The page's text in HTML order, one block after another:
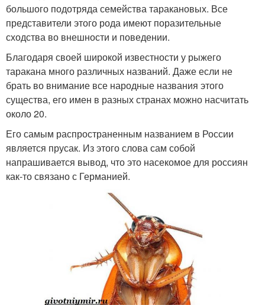
большого подотряда семейства таракановых. Все
представители этого рода имеют поразительные
сходства во внешности и поведении.
Благодаря своей широкой известности у рыжего
таракана много различных названий. Даже если не
брать во внимание все народные названия этого
существа, его имен в разных странах можно насчитать
около 20.
Его самым распространенным названием в России
является прусак. Из этого слова сам собой
напрашивается вывод, что это насекомое для россиян
как-то связано с Германией.